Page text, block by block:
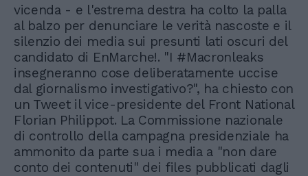
vicenda - e l'estrema destra ha colto la palla
al balzo per denunciare le verità nascoste e il
silenzio dei media sui presunti lati oscuri del
candidato di EnMarche!. "I #Macronleaks
insegneranno cose deliberatamente uccise
dal giornalismo investigativo?", ha chiesto con
un Tweet il vice-presidente del Front National
Florian Philippot. La Commissione nazionale
di controllo della campagna presidenziale ha
ammonito da parte sua i media a "non dare
conto dei contenuti" dei files pubblicati dagli